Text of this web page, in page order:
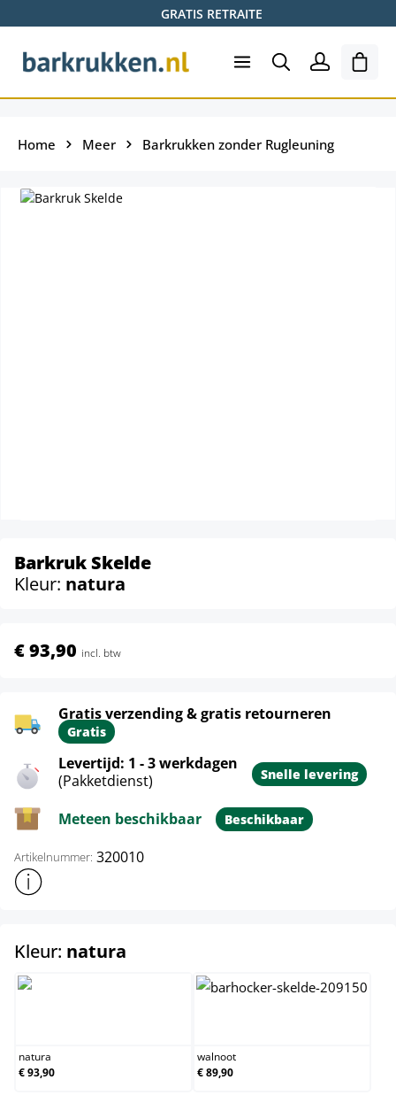
GRATIS RETRAITE
Home Meer Barkrukken zonder Rugleuning
Barkruk Skelde
Kleur: natura
€ 93,90 incl. btw
Gratis verzending & gratis retourneren
Gratis
Levertijd: 1 - 3 werkdagen
(Pakketdienst)
Snelle levering
Meteen beschikbaar Beschikbaar
Artikelnummer: 320010
Toon meer productinformatie
Kleur: natura
natura
€ 93,90
walnoot
€ 89,90